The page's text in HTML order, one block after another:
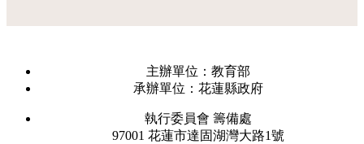
主辦單位：教育部
承辦單位：花蓮縣政府
執行委員會 籌備處
97001 花蓮市達固湖灣大路1號